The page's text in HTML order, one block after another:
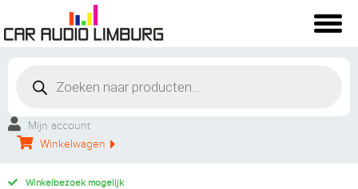
Mijn account
Winkelwagen
Winkelbezoek mogelijk